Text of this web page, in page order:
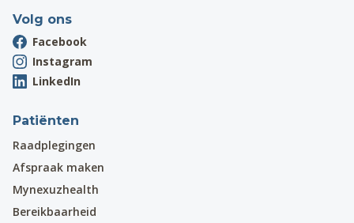
Volg ons
Facebook
Instagram
LinkedIn
Patiënten
Raadplegingen
Afspraak maken
Mynexuzhealth
Bereikbaarheid